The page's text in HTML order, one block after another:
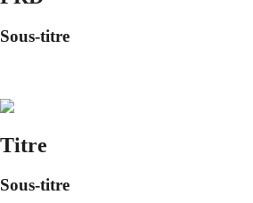
Sous-titre
Titre
Sous-titre